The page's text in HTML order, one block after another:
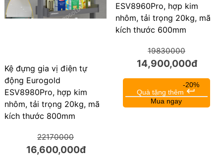
Kệ đựng gia vị điện tự
động Eurogold
ESV8980Pro, hợp kim
nhôm, tải trọng 20kg, mã
kích thước 800mm
22170000
16,600,000đ
ESV8960Pro, hợp kim
nhôm, tải trọng 20kg, mã
kích thước 600mm
19830000
14,900,000đ
-20%
Quà tặng thêm keyboard_return
Mua ngay